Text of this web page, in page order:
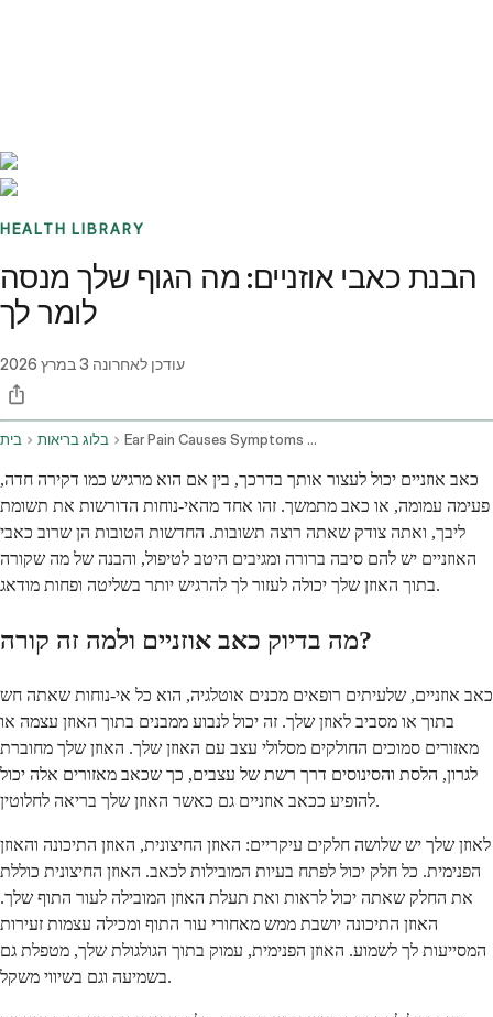
HEALTH LIBRARY
הבנת כאבי אוזניים: מה הגוף שלך מנסה
לומר לך
עודכן לאחרונה 3 במרץ 2026
בית בלוג בריאות Ear Pain Causes Symptoms And Treatment
כאב אוזניים יכול לעצור אותך בדרכך, בין אם הוא מרגיש כמו דקירה חדה,
פעימה עמומה, או כאב מתמשך. זהו אחד מהאי-נוחות הדורשות את תשומת
ליבך, ואתה צודק שאתה רוצה תשובות. החדשות הטובות הן שרוב כאבי
האוזניים יש להם סיבה ברורה ומגיבים היטב לטיפול, והבנה של מה שקורה
בתוך האוזן שלך יכולה לעזור לך להרגיש יותר בשליטה ופחות מודאג.
מה בדיוק כאב אוזניים ולמה זה קורה?
כאב אוזניים, שלעיתים רופאים מכנים אוטלגיה, הוא כל אי-נוחות שאתה חש
בתוך או מסביב לאוזן שלך. זה יכול לנבוע ממבנים בתוך האוזן עצמה או
מאזורים סמוכים החולקים מסלולי עצב עם האוזן שלך. האוזן שלך מחוברת
לגרון, הלסת והסינוסים דרך רשת של עצבים, כך שכאב מאזורים אלה יכול
להופיע ככאב אוזניים גם כאשר האוזן שלך בריאה לחלוטין.
לאוזן שלך יש שלושה חלקים עיקריים: האוזן החיצונית, האוזן התיכונה והאוזן
הפנימית. כל חלק יכול לפתח בעיות המובילות לכאב. האוזן החיצונית כוללת
את החלק שאתה יכול לראות ואת תעלת האוזן המובילה לעור התוף שלך.
האוזן התיכונה יושבת ממש מאחורי עור התוף ומכילה עצמות זעירות
המסייעות לך לשמוע. האוזן הפנימית, עמוק בתוך הגולגולת שלך, מטפלת גם
בשמיעה וגם בשיווי משקל.